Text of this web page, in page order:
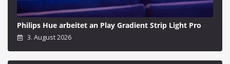
Philips Hue arbeitet an Play Gradient Strip Light Pro
3. August 2026